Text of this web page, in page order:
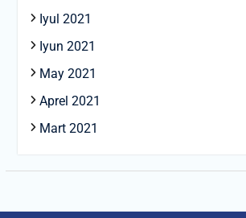
Iyul 2021
Iyun 2021
May 2021
Aprel 2021
Mart 2021